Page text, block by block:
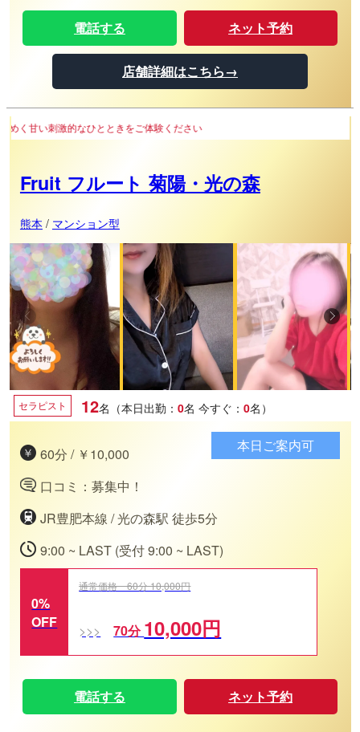
電話する ネット予約
店舗詳細はこちら→
きをご体験ください
Fruit フルート 菊陽・光の森
熊本 / マンション型
セラピスト 12名（本日出勤： 0名 今すぐ： 0名）
60分 / ￥10,000
口コミ：募集中！
JR豊肥本線 / 光の森駅 徒歩5分
9:00 ~ LAST (受付 9:00 ~ LAST)
本日ご案内可
0%
OFF
通常価格 60分 10,000円
70分10,000円
電話する ネット予約